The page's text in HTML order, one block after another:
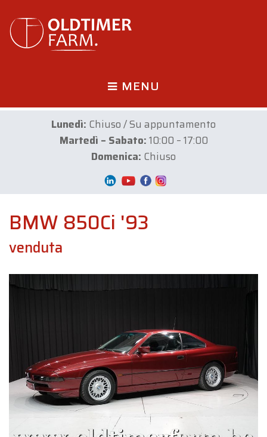
MENU
Lunedì: Chiuso / Su appuntamento
Martedì – Sabato:10:00 – 17:00
Domenica: Chiuso
BMW 850Ci '93
venduta